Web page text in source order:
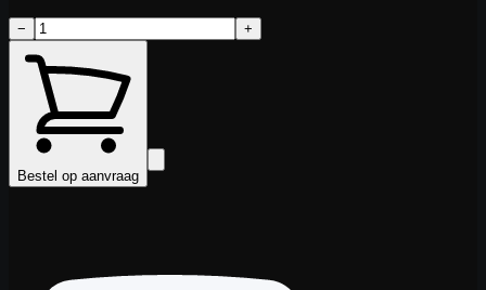
− +
Bestel op aanvraag